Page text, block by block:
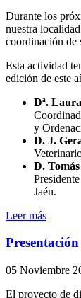
Durante los
nuestra
coordinación de
Esta actividad
edición de este
Dª.
y
D. J.
D.
Jaén.
Leer más
05 Noviembre
El proyecto de